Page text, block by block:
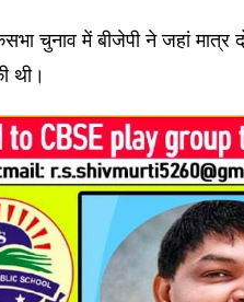
चुनाव में बीजेपी ने जहां मात्र
थी।